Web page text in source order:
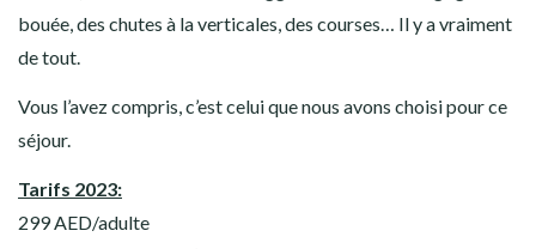
bouée, des chutes à la verticales, des courses… Il y a vraiment
de tout.
Vous l’avez compris, c’est celui que nous avons choisi pour ce
séjour.
Tarifs 2023:
299 AED/adulte